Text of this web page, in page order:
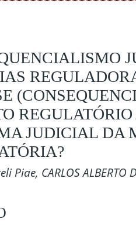
JUDICIAL DA
Piae, CARLOS ALBERTO